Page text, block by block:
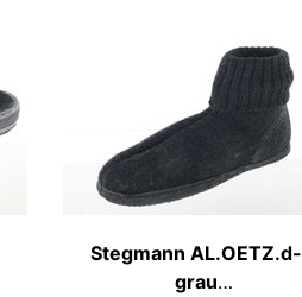
Stegmann AL.OETZ.d-
grau